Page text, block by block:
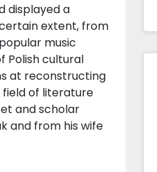
displayed a
extent, from
music
Polish cultural
at reconstructing
field of literature
and scholar
and from his wife